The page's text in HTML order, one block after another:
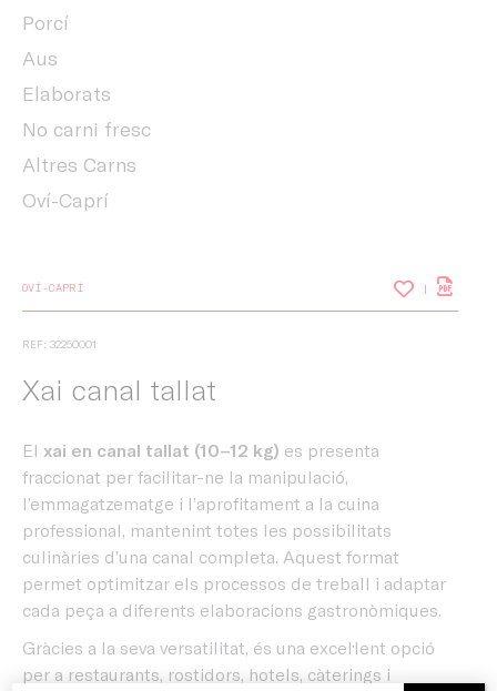
Porcí
Aus
Elaborats
No carni fresc
Altres Carns
Oví-Caprí
OVÍ-CAPRÍ
REF: 32250001
Xai canal tallat
El xai en canal tallat (10–12 kg) es presenta
fraccionat per facilitar-ne la manipulació,
l’emmagatzematge i l’aprofitament a la cuina
professional, mantenint totes les possibilitats
culinàries d’una canal completa. Aquest format
permet optimitzar els processos de treball i adaptar
cada peça a diferents elaboracions gastronòmiques.
Gràcies a la seva versatilitat, és una excel·lent opció
per a restaurants, rostidors, hotels, càterings i